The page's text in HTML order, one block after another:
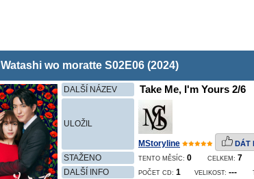
Watashi wo moratte S02E06 (2024)
DALŠÍ NÁZEV Take Me, I'm Yours 2/6
ULOŽIL
MStoryline DÁT
STAŽENO
TENTO MĚSÍC: 0 CELKEM: 7
DALŠÍ INFO
POČET CD: 1 VELIKOST: ---